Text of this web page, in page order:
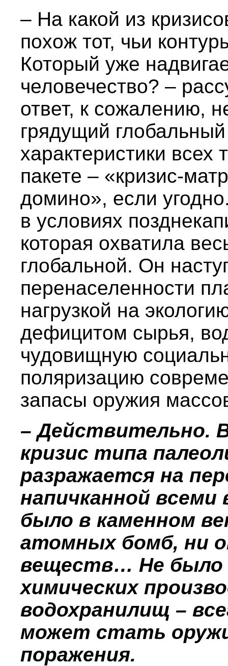
– На какой из
похож тот, чьи
Который уже
человечество? –
ответ, к сожалению,
грядущий
характеристики всех
пакете – «кризис-
домино», если
в условиях
которая охватила
глобальной. Он
перенаселенности
нагрузкой на
дефицитом сырья,
чудовищную
поляризацию
запасы оружия
– Действительно.
кризис типа
разражается на
напичканной
было в каменном
атомных бомб, ни
веществ… Не было
химических
водохранилищ –
может стать
поражения.